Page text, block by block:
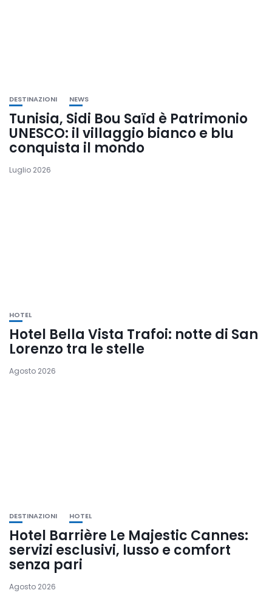
DESTINAZIONI NEWS
Tunisia, Sidi Bou Saïd è Patrimonio
UNESCO: il villaggio bianco e blu
conquista il mondo
Luglio 2026
HOTEL
Hotel Bella Vista Trafoi: notte di San
Lorenzo tra le stelle
Agosto 2026
DESTINAZIONI HOTEL
Hotel Barrière Le Majestic Cannes:
servizi esclusivi, lusso e comfort
senza pari
Agosto 2026